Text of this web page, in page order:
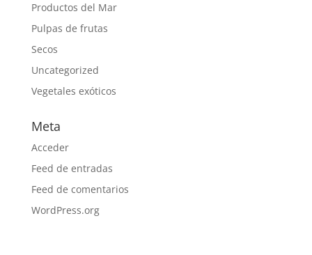
Productos del Mar
Pulpas de frutas
Secos
Uncategorized
Vegetales exóticos
Meta
Acceder
Feed de entradas
Feed de comentarios
WordPress.org